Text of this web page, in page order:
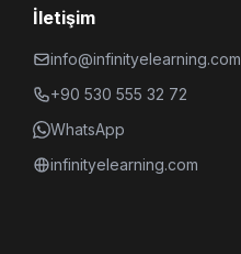
İletişim
info@infinityelearning.com
+90 530 555 32 72
WhatsApp
infinityelearning.com